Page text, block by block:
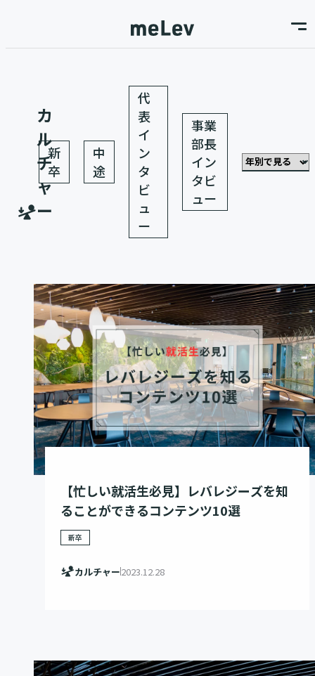
カ
ル
チ
ャ
ー
新
卒
中
途
代
表
イ
ン
タ
ビ
ュ
ー
事業
部長
イン
タビ
ュー
【忙しい就活生必見】レバレジーズを知
ることができるコンテンツ10選
新卒
カルチャー2023.12.28